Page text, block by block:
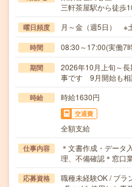
三軒茶屋駅から徒歩
曜日頻度 月～金（週5日） ※
時間 08:30～17:00(実働
期間
2026年10月上旬～
事です 9月開始も
時給 時給1630円
交通費
全額支給
仕事内容
＊文書作成・データ
理、不備確認＊窓口
応募資格
職種未経験OK / ブラ